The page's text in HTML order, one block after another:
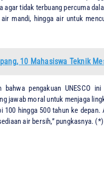
tidak terbuang percuma
mandi, hingga air untuk
10 Mahasiswa Teknik
bahwa pengakuan UNESCO
jawab moral untuk menjaga
hingga 500 tahun ke
air bersih,” pungkasnya. (*)